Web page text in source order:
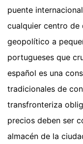
puente
cualquier centro
geopolítico a
portugueses que
español es una
tradicionales de
transfronteriza
precios deben ser
almacén de la